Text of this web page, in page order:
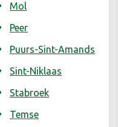
Mol
Peer
Puurs-Sint-Amands
Sint-Niklaas
Stabroek
Temse